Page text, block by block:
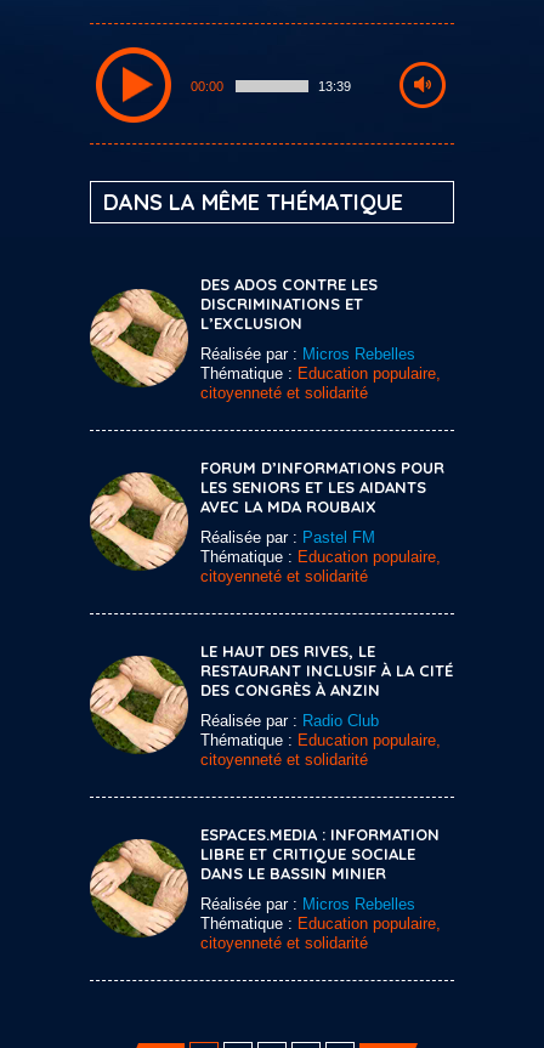
00:00 13:39
DANS LA MÊME THÉMATIQUE
DES ADOS CONTRE LES
DISCRIMINATIONS ET
L’EXCLUSION
Réalisée par : Micros Rebelles
Thématique : Education populaire,
citoyenneté et solidarité
FORUM D’INFORMATIONS POUR
LES SENIORS ET LES AIDANTS
AVEC LA MDA ROUBAIX
Réalisée par : Pastel FM
Thématique : Education populaire,
citoyenneté et solidarité
LE HAUT DES RIVES, LE
RESTAURANT INCLUSIF À LA CITÉ
DES CONGRÈS À ANZIN
Réalisée par : Radio Club
Thématique : Education populaire,
citoyenneté et solidarité
ESPACES.MEDIA : INFORMATION
LIBRE ET CRITIQUE SOCIALE
DANS LE BASSIN MINIER
Réalisée par : Micros Rebelles
Thématique : Education populaire,
citoyenneté et solidarité